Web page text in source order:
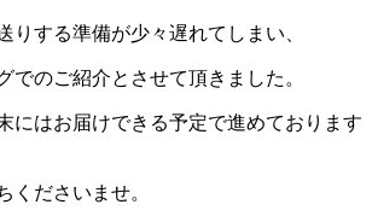
りする準備が少々遅れてしまい、
でのご紹介とさせて頂きました。
にはお届けできる予定で進めております
くださいませ。